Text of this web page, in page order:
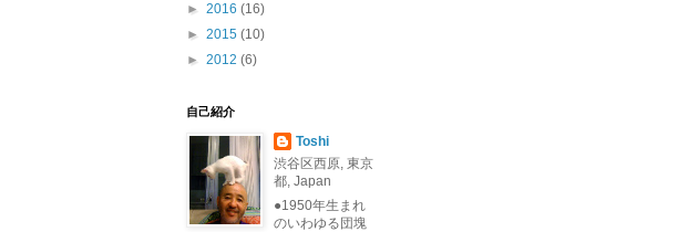
► 2016 (16)
► 2015 (10)
► 2012 (6)
自己紹介
Toshi
渋谷区西原, 東京
都, Japan
●1950年生まれ
のいわゆる団塊